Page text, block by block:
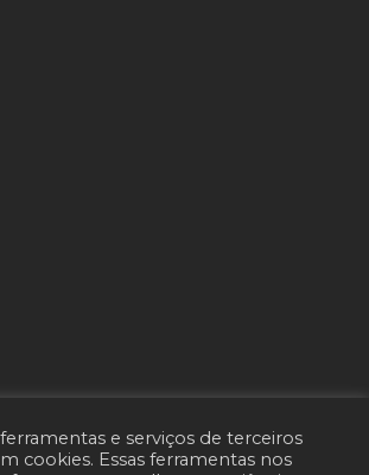
Seguir
e serviços de terceiros
cookies. Essas ferramentas nos